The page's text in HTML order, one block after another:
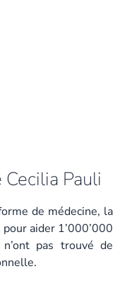
Pauli
de médecine, la
aider 1’000’000
pas trouvé de